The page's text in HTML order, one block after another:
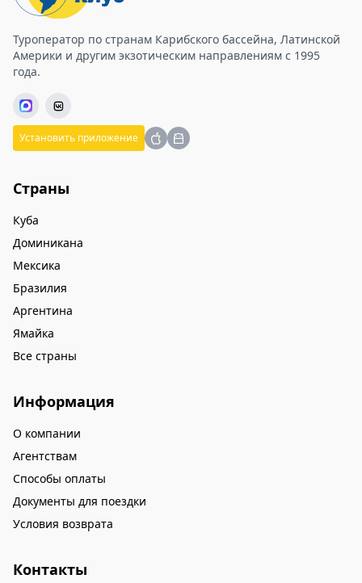
Туроператор по странам Карибского бассейна, Латинской
Америки и другим экзотическим направлениям с 1995
года.
Установить приложение
Страны
Куба
Доминикана
Мексика
Бразилия
Аргентина
Ямайка
Все страны
Информация
О компании
Агентствам
Способы оплаты
Документы для поездки
Условия возврата
Контакты